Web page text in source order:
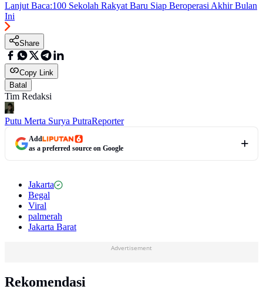
Lanjut Baca:100 Sekolah Rakyat Baru Siap Beroperasi Akhir Bulan
Ini
Share
Copy Link
Batal
Tim Redaksi
Putu Merta Surya PutraReporter
Add
as a preferred source on Google
Jakarta
Begal
Viral
palmerah
Jakarta Barat
Advertisement
Rekomendasi